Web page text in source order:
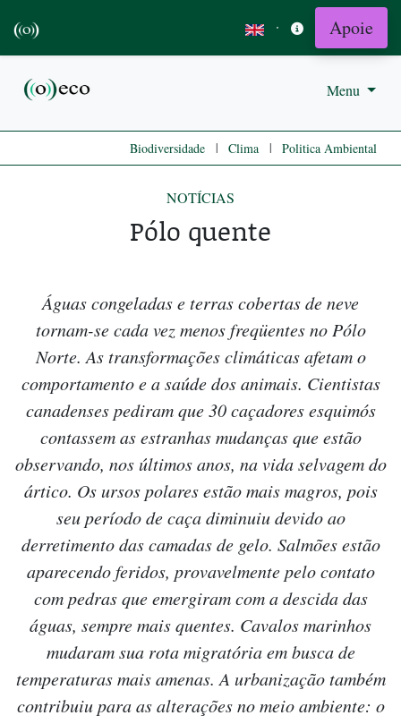
· Apoie
Menu
Biodiversidade | Clima | Politica Ambiental
NOTÍCIAS
Pólo quente
Águas congeladas e terras cobertas de neve
tornam-se cada vez menos freqüentes no Pólo
Norte. As transformações climáticas afetam o
comportamento e a saúde dos animais. Cientistas
canadenses pediram que 30 caçadores esquimós
contassem as estranhas mudanças que estão
observando, nos últimos anos, na vida selvagem do
ártico. Os ursos polares estão mais magros, pois
seu período de caça diminuiu devido ao
derretimento das camadas de gelo. Salmões estão
aparecendo feridos, provavelmente pelo contato
com pedras que emergiram com a descida das
águas, sempre mais quentes. Cavalos marinhos
mudaram sua rota migratória em busca de
temperaturas mais amenas. A urbanização também
contribuiu para as alterações no meio ambiente: o